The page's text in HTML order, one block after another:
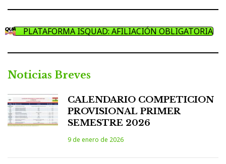
PLATAFORMA ISQUAD: AFILIACIÓN OBLIGATORIA
Noticias Breves
CALENDARIO COMPETICION
PROVISIONAL PRIMER
SEMESTRE 2026
9 de enero de 2026